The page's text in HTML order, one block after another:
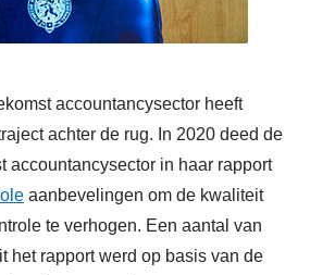
accountancysector heeft
achter de rug. In 2020 deed de
accountancysector in haar rapport
aanbevelingen om de kwaliteit
te verhogen. Een aantal van
het rapport werd op basis van de